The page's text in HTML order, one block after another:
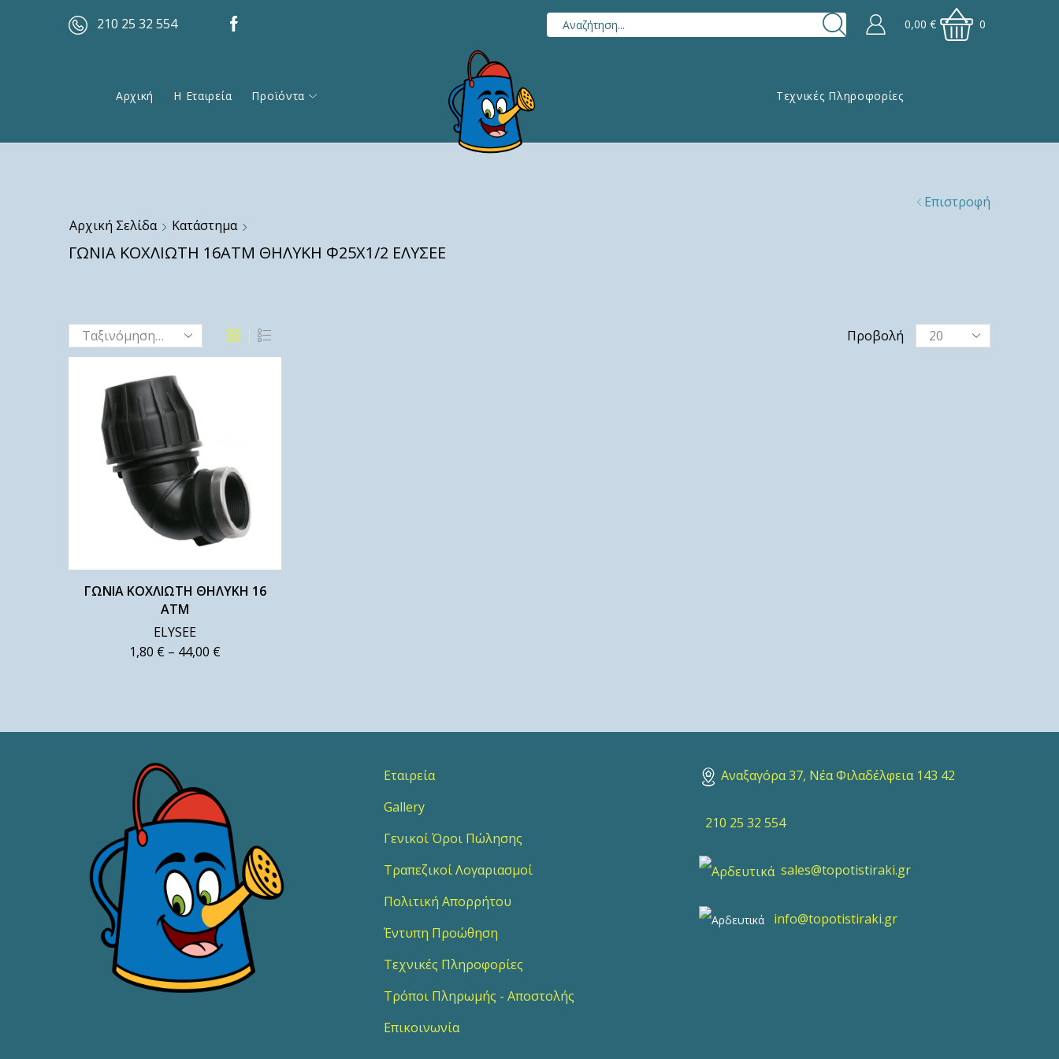
210 25 32 554 0,00€ 0
Αρχική Η Εταιρεία Προϊόντα Τεχνικές Πληροφορίες
Αρχική Σελίδα Κατάστημα
ΓΩΝΙΑ ΚΟΧΛΙΩΤΗ 16ΑΤΜ ΘΗΛΥΚΗ Φ25Χ1/2 ΕΛΥΣΕΕ
Επιστροφή
Προβολή
ΓΩΝΙΑ ΚΟΧΛΙΩΤΗ ΘΗΛΥΚΗ 16
ΑΤΜ
ELYSEE
1,80 € – 44,00 €
Εταιρεία
Gallery
Γενικοί Όροι Πώλησης
Τραπεζικοί Λογαριασμοί
Πολιτική Απορρήτου
Έντυπη Προώθηση
Τεχνικές Πληροφορίες
Τρόποι Πληρωμής - Αποστολής
Επικοινωνία
Αναξαγόρα 37, Νέα Φιλαδέλφεια 143 42
210 25 32 554
sales@topotistiraki.gr
info@topotistiraki.gr